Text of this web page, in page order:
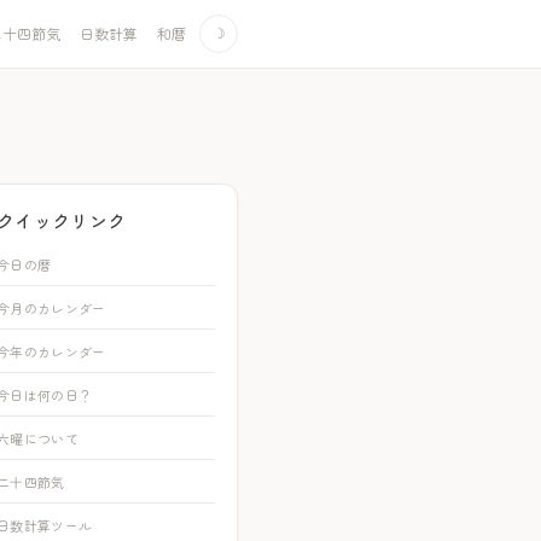
四節気 日数計算 和暦 ☽
クイックリンク
日の暦
月のカレンダー
年のカレンダー
日は何の日？
曜について
十四節気
日数計算ツール